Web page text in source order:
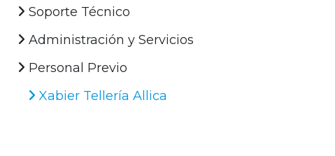
Soporte Técnico
Administración y Servicios
Personal Previo
Xabier Tellería Allica